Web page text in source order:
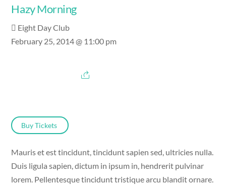
Hazy Morning
Eight Day Club
February 25, 2014 @ 11:00 pm
Buy Tickets
Mauris et est tincidunt, tincidunt sapien sed, ultricies nulla.
Duis ligula sapien, dictum in ipsum in, hendrerit pulvinar
lorem. Pellentesque tincidunt tristique arcu blandit ornare.